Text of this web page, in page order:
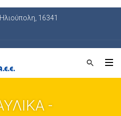
16341
-